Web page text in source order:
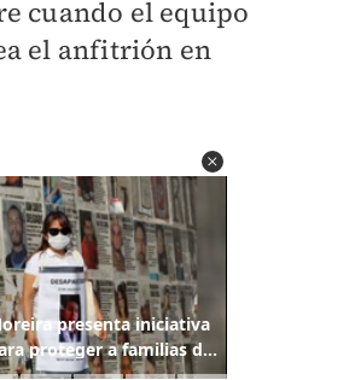
cuando el equipo
el anfitrión en